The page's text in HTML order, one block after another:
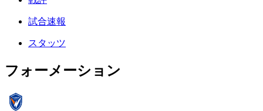
試合速報
スタッツ
フォーメーション